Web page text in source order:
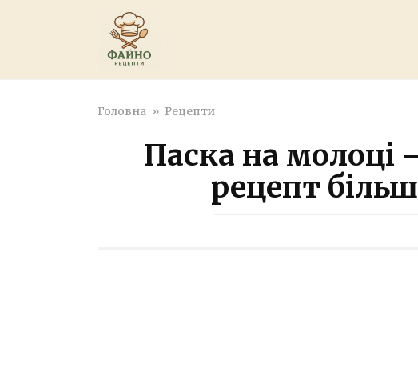
Головна » Рецепти
Паска на молоці
рецепт